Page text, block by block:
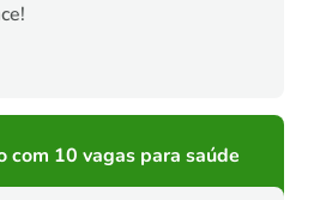
com 10 vagas para saúde